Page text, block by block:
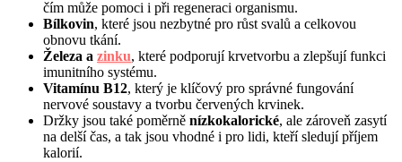
čím může pomoci i při regeneraci organismu.
Bílkovin, které jsou nezbytné pro růst svalů a celkovou
obnovu tkání.
Železa a zinku, které podporují krvetvorbu a zlepšují funkci
imunitního systému.
Vitamínu B12, který je klíčový pro správné fungování
nervové soustavy a tvorbu červených krvinek.
Držky jsou také poměrně nízkokalorické, ale zároveň zasytí
na delší čas, a tak jsou vhodné i pro lidi, kteří sledují příjem
kalorií.